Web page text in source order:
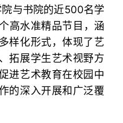
与书院的近500名学
高水准精品节目，涵
样化形式，体现了艺
拓展学生艺术视野方
进艺术教育在校园中
的深入开展和广泛覆